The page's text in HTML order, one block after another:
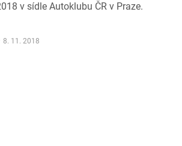
v sídle Autoklubu ČR v Praze.
8. 11. 2018